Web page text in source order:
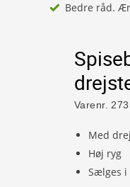
Bedre råd.
Varenr.
Med
Høj ryg
Sælges i